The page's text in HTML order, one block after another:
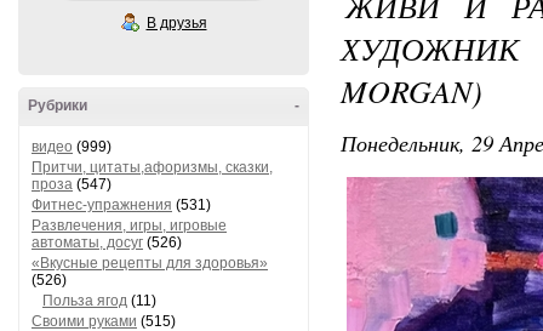
В друзья
-
Рубрики
видео (999)
Притчи, цитаты,афоризмы, сказки,
проза (547)
Фитнес-упражнения (531)
Развлечения, игры, игровые
автоматы, досуг (526)
«Вкусные рецепты для здоровья»
(526)
Польза ягод (11)
Своими руками (515)
ХУДОЖНИК
MORGAN)
Понедельник, 29